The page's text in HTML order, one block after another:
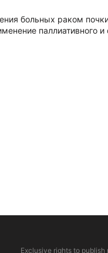
больных раком
паллиативного
Exclusive rights to